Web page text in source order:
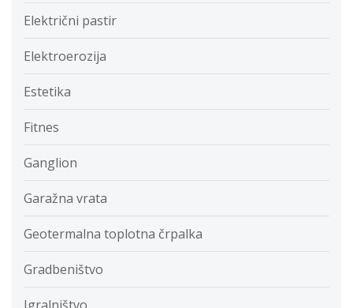
Električni pastir
Elektroerozija
Estetika
Fitnes
Ganglion
Garažna vrata
Geotermalna toplotna črpalka
Gradbeništvo